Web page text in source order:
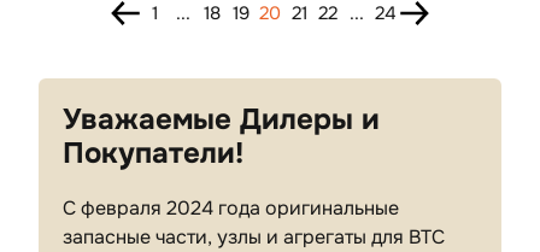
1 ... 18 19 20 21 22 ... 24
Уважаемые Дилеры и
Покупатели!
С февраля 2024 года оригинальные
запасные части, узлы и агрегаты для ВТС